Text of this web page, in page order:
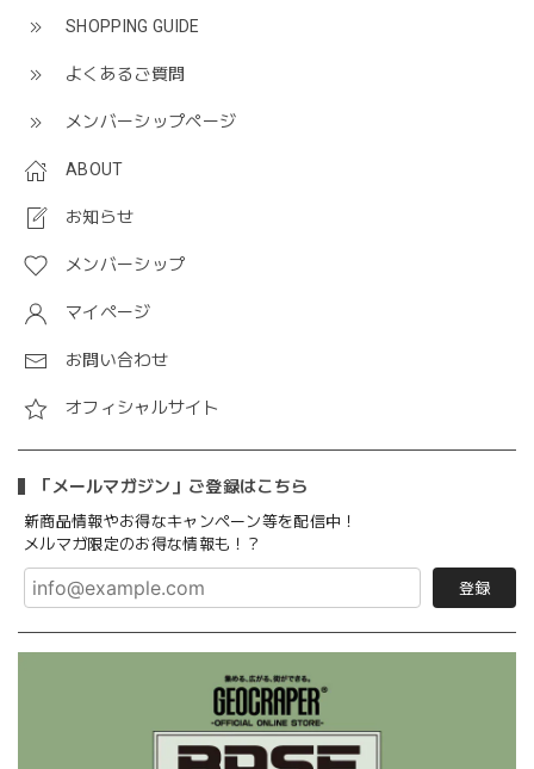
SHOPPING GUIDE
よくあるご質問
メンバーシップページ
ABOUT
お知らせ
メンバーシップ
マイページ
お問い合わせ
オフィシャルサイト
「メールマガジン」ご登録はこちら
新商品情報やお得なキャンペーン等を配信中！
メルマガ限定のお得な情報も！？
登録